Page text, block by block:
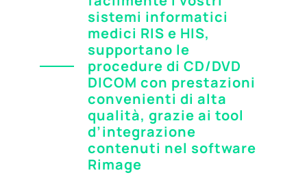
sistemi informatici
medici RIS e HIS,
supportano le
procedure di CD/DVD
DICOM con prestazioni
convenienti di alta
qualità, grazie ai tool
d’integrazione
contenuti nel software
Rimage